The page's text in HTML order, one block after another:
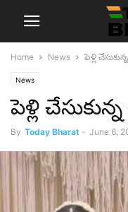
Home News పెళ్లి
News
పెళ్లి
By Today Bharat - June 6,